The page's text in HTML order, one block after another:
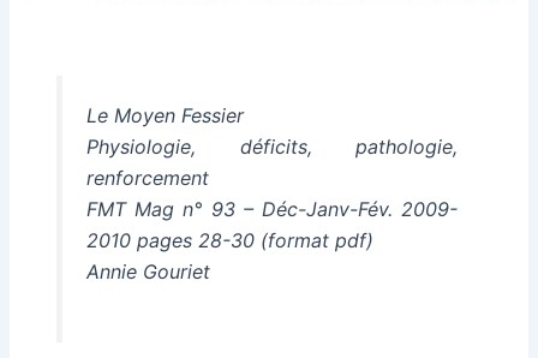
Le Moyen Fessier
Physiologie, déficits, pathologie,
renforcement
FMT Mag n° 93 – Déc-Janv-Fév. 2009-
2010 pages 28-30 (format pdf)
Annie Gouriet